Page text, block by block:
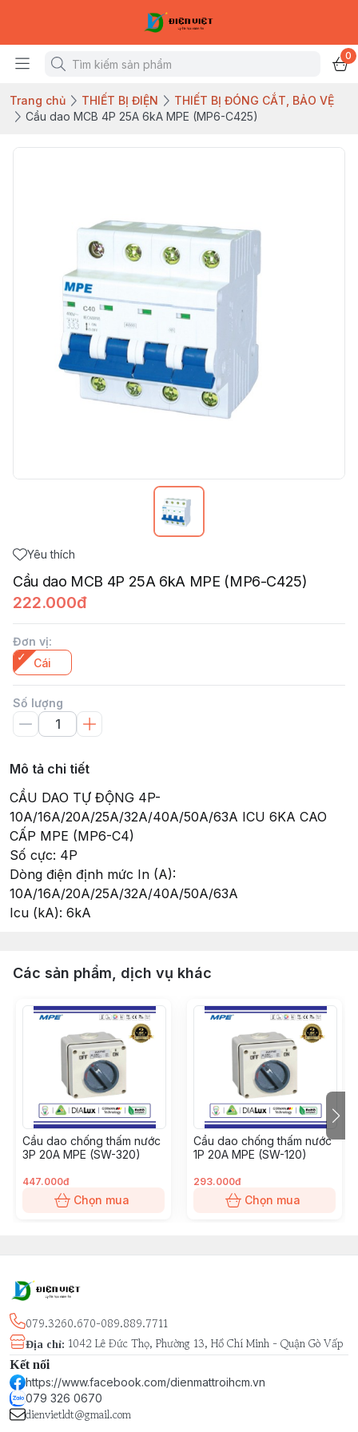
0
Trang chủ THIẾT BỊ ĐIỆN
THIẾT BỊ ĐÓNG CẮT, BẢO VỆ
Cầu dao MCB 4P 25A 6kA MPE (MP6-C425)
Yêu thích
Cầu dao MCB 4P 25A 6kA MPE (MP6-C425)
222.000đ
Đơn vị:
Cái
Số lượng
Mô tả chi tiết
CẦU DAO TỰ ĐỘNG 4P-
10A/16A/20A/25A/32A/40A/50A/63A ICU 6KA CAO
CẤP MPE (MP6-C4)
Số cực: 4P
Dòng điện định mức In (A):
10A/16A/20A/25A/32A/40A/50A/63A
Icu (kA): 6kA
Các sản phẩm, dịch vụ khác
Cầu dao chống thấm nước
3P 20A MPE (SW-320)
447.000đ
Chọn mua
Cầu dao chống thấm nước
1P 20A MPE (SW-120)
293.000đ
Chọn mua
079.3260.670-089.889.7711
Địa chỉ: 1042 Lê Đức Thọ, Phường 13, Hồ Chí Minh - Quận Gò Vấp
Kết nối
https://www.facebook.com/dienmattroihcm.vn
079 326 0670
dienvietldt@gmail.com